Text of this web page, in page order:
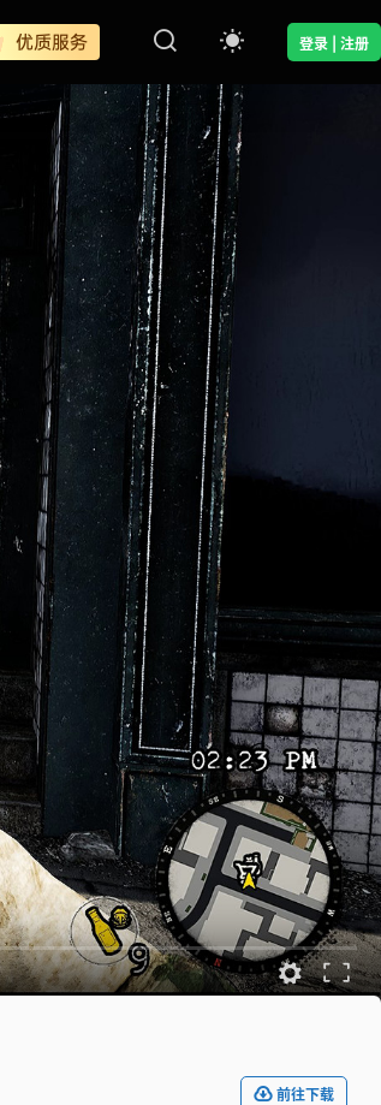
优质服务 登录 | 注册
前往下载